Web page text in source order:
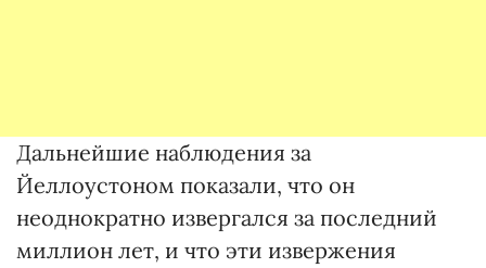
Дальнейшие наблюдения за
Йеллоустоном показали, что он
неоднократно извергался за последний
миллион лет, и что эти извержения